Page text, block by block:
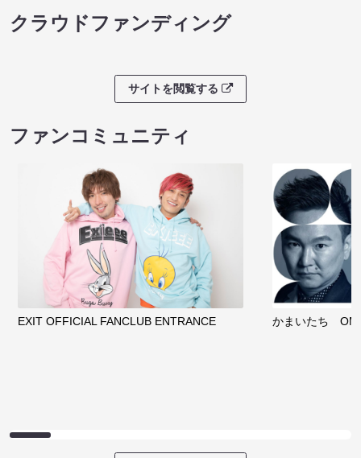
クラウドファンディング
サイトを閲覧する
ファンコミュニティ
EXIT OFFICIAL FANCLUB ENTRANCE かまいたち